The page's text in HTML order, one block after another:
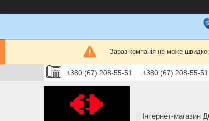
Зараз компанія не може швидко
+380 (67) 208-55-51 +380 (67) 208-55-51
Інтернет-магазин